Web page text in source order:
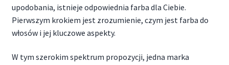
upodobania, istnieje odpowiednia farba dla Ciebie.
Pierwszym krokiem jest zrozumienie, czym jest farba do
włosów i jej kluczowe aspekty.
W tym szerokim spektrum propozycji, jedna marka